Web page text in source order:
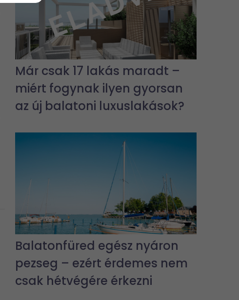
Már csak 17 lakás maradt –
miért fogynak ilyen gyorsan
az új balatoni luxuslakások?
Balatonfüred egész nyáron
pezseg – ezért érdemes nem
csak hétvégére érkezni